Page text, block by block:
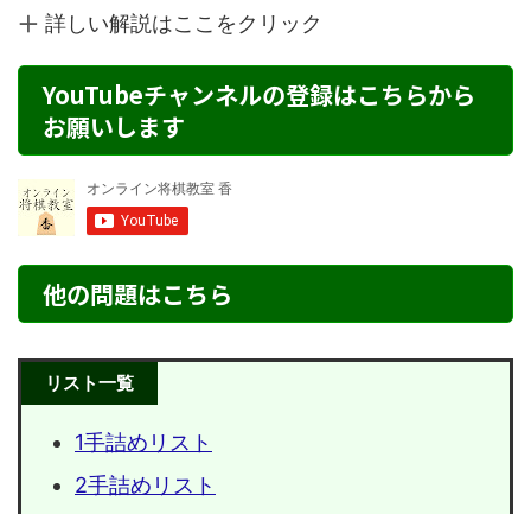
詳しい解説はここをクリック
YouTubeチャンネルの登録はこちらから
お願いします
他の問題はこちら
リスト一覧
1手詰めリスト
2手詰めリスト